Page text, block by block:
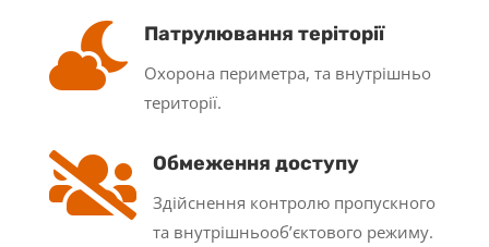
 Патрулювання теріторії
Охорона периметра, та внутрішньо
території.
 Обмеження доступу
Здійснення контролю пропускного
та внутрішньооб’єктового режиму.